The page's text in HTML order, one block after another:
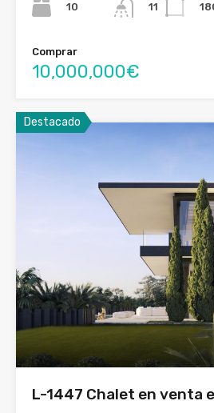
10
11
Comprar
10,000,000€
Destacado
L-1447 Chalet en venta